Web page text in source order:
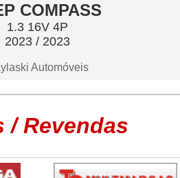
COMPASS
1.3 16V 4P
2023 / 2023
Automóveis
/ Revendas